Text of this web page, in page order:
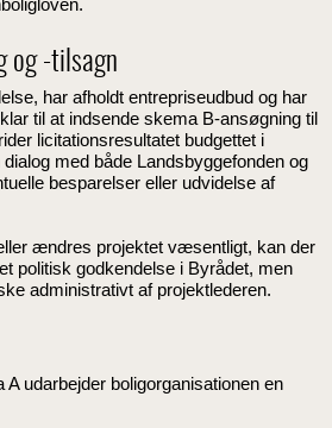
og -tilsagn
har afholdt entrepriseudbud og har
til at indsende skema B-ansøgning til
licitationsresultatet budgettet i
med både Landsbyggefonden og
besparelser eller udvidelse af
ændres projektet væsentligt, kan der
politisk godkendelse i Byrådet, men
administrativt af projektlederen.
udarbejder boligorganisationen en